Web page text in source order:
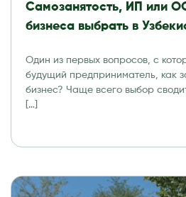
Самозанятость, ИП или
бизнеса выбрать в
Один из первых вопросов, с
будущий предприниматель, как
бизнес? Чаще всего выбор
[…]